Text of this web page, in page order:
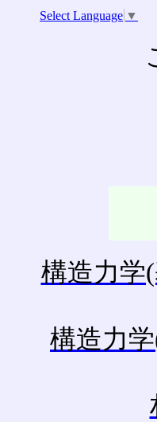
Select Language ▼
構造力学
構造力